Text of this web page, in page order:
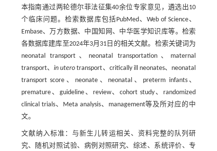
本指南通过两轮德尔菲法征集40余位专家意见，遴选出10
个临床问题。检索数据库包括PubMed、Web of Science、
Embase、万方数据、中国知网、中华医学知识库等。检索
各数据库建库至2024年3月31日的相关文献。检索关键词为
neonatal transport、neonatal transportation、maternal
transport、 in utero transport、critically ill neonates、neonatal
transport score、neonate、neonatal、preterm infants、
premature、guideline、review、cohort study、randomized
clinical trials、Meta analysis、management等及所对应的中
文。
文献纳入标准：与新生儿转运相关、资料完整的队列研
究、随机对照试验、病例对照研究、综述、系统评价、专